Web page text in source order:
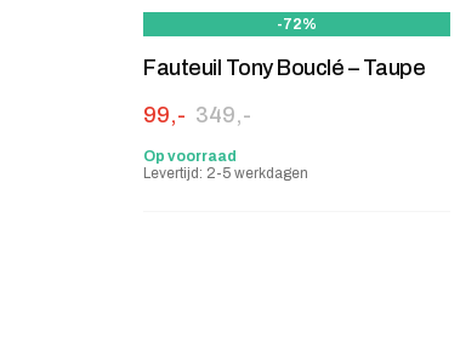
-72%
Fauteuil Tony Bouclé – Taupe
349,-
Oorspronkelijke prijs was: 349,-.
99,-
Huidige prijs is: 99,-.
Op voorraad
Levertijd: 2-5 werkdagen